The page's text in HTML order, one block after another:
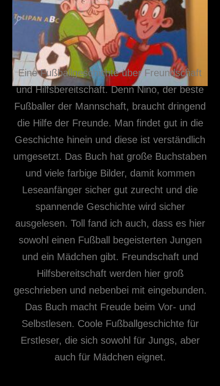
Eine Fußballgeschichte über Freundschaft
und Hilfsbereitschaft. Denn Nino, der beste
Fußballer der Mannschaft, braucht dringend
die Hilfe der Freunde. Man findet gut in die
Geschichte hinein und diese ist verständlich
umgesetzt. Das Buch hat große Buchstaben
und viele farbige Bilder, damit kommen
Leseanfänger sicher gut zurecht und die
spannende Geschichte wird sicher
ausgelesen. Toll fand ich auch, dass es hier
sowohl einen Fußball begeisterten Jungen
und ein Mädchen gibt. Freundschaft und
Hilfsbereitschaft werden hier groß
geschrieben und nebenbei mit eingebunden.
Das Buch macht Freude beim Vor- und
Selbstlesen. Coole Fußballgeschichte für
Erstleser, die sich sowohl für Jungs, aber
auch für Mädchen eignet.